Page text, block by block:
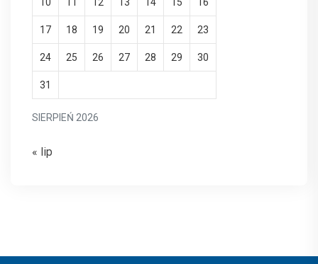
SIERPIEŃ 2026
17 18 19 20 21 22 23
24 25 26 27 28 29 30
31
« lip